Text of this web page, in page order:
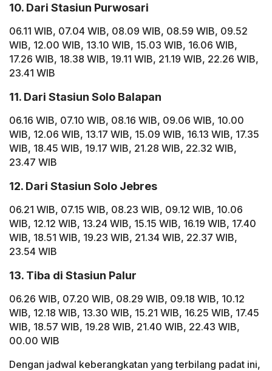
10. Dari Stasiun Purwosari
06.11 WIB, 07.04 WIB, 08.09 WIB, 08.59 WIB, 09.52
WIB, 12.00 WIB, 13.10 WIB, 15.03 WIB, 16.06 WIB,
17.26 WIB, 18.38 WIB, 19.11 WIB, 21.19 WIB, 22.26 WIB,
23.41 WIB
11. Dari Stasiun Solo Balapan
06.16 WIB, 07.10 WIB, 08.16 WIB, 09.06 WIB, 10.00
WIB, 12.06 WIB, 13.17 WIB, 15.09 WIB, 16.13 WIB, 17.35
WIB, 18.45 WIB, 19.17 WIB, 21.28 WIB, 22.32 WIB,
23.47 WIB
12. Dari Stasiun Solo Jebres
06.21 WIB, 07.15 WIB, 08.23 WIB, 09.12 WIB, 10.06
WIB, 12.12 WIB, 13.24 WIB, 15.15 WIB, 16.19 WIB, 17.40
WIB, 18.51 WIB, 19.23 WIB, 21.34 WIB, 22.37 WIB,
23.54 WIB
13. Tiba di Stasiun Palur
06.26 WIB, 07.20 WIB, 08.29 WIB, 09.18 WIB, 10.12
WIB, 12.18 WIB, 13.30 WIB, 15.21 WIB, 16.25 WIB, 17.45
WIB, 18.57 WIB, 19.28 WIB, 21.40 WIB, 22.43 WIB,
00.00 WIB
Dengan jadwal keberangkatan yang terbilang padat ini,